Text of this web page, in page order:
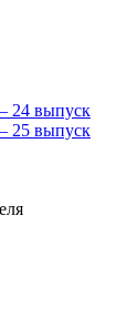
24 выпуск
25 выпуск